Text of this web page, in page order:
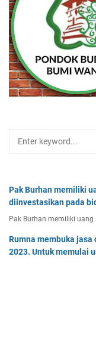
Pak Burhan memiliki
diinvestasikan pada
Pak Burhan memiliki
Rumna membuka
2023. Untuk memulai